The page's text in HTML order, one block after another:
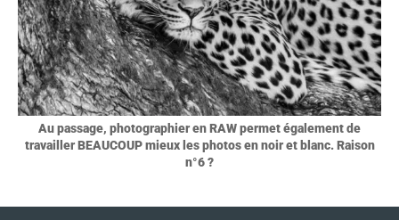
Au passage, photographier en RAW permet également de
travailler BEAUCOUP mieux les photos en noir et blanc. Raison
n°6 ?